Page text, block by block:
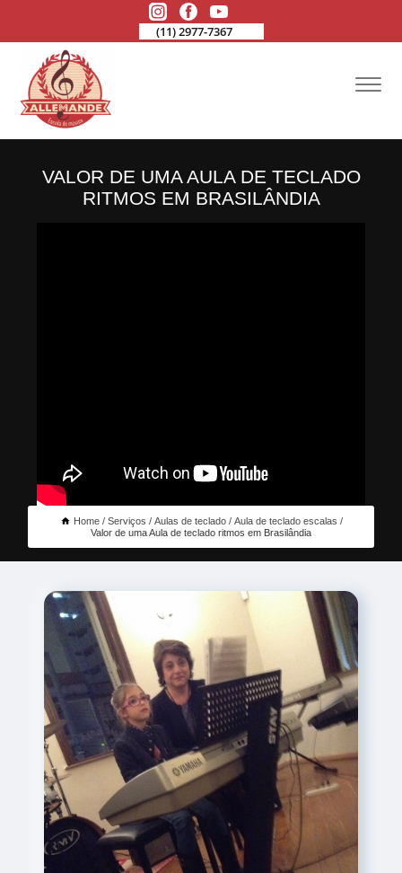
(11) 2977-7367
VALOR DE UMA AULA DE TECLADO
RITMOS EM BRASILÂNDIA
Home Serviços Aulas de teclado
Aula de teclado escalas
Valor de uma Aula de teclado ritmos em Brasilândia